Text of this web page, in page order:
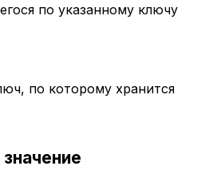
по указанному ключу
по которому хранится